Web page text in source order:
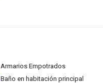
Armarios Empotrados
Baño en habitación principal